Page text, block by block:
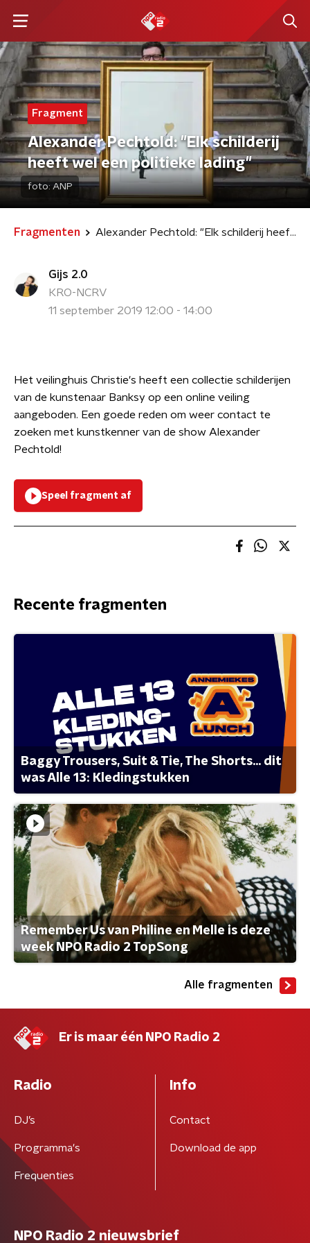
Fragment
Alexander Pechtold: "Elk schilderij
heeft wel een politieke lading"
foto: ANP
Fragmenten Alexander Pechtold: "Elk schilderij heeft wel een politieke lading"
Gijs 2.0
KRO-NCRV
11 september 2019 12:00 - 14:00
Het veilinghuis Christie's heeft een collectie schilderijen
van de kunstenaar Banksy op een online veiling
aangeboden. Een goede reden om weer contact te
zoeken met kunstkenner van de show Alexander
Pechtold!
Speel fragment af
Recente fragmenten
Baggy Trousers, Suit & Tie, The Shorts... dit
was Alle 13: Kledingstukken
Remember Us van Philine en Melle is deze
week NPO Radio 2 TopSong
Alle fragmenten
Er is maar één NPO Radio 2
Radio
DJ’s
Programma's
Frequenties
Info
Contact
Download de app
NPO Radio 2 nieuwsbrief